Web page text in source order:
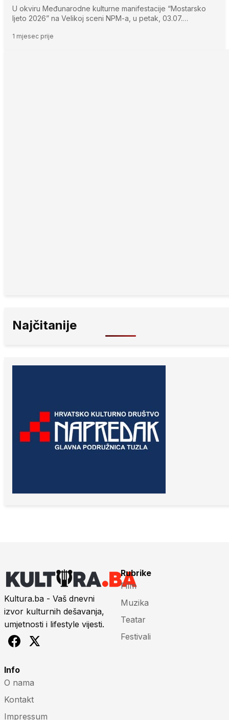
U okviru Međunarodne kulturne manifestacije “Mostarsko
ljeto 2026” na Velikoj sceni NPM-a, u petak, 03.07.…
1 mjesec prije
Najčitanije
Kultura.ba - Vaš dnevni
izvor kulturnih dešavanja,
umjetnosti i lifestyle vijesti.
Rubrike
Film
Muzika
Teatar
Festivali
Info
O nama
Kontakt
Impressum